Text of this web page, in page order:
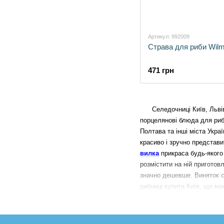
Селедочниці Київ,
порцелянові блюда для
Полтава та інші міста
красиво і зручно
вилкаприкраса будь-
розмістити на ній
значно дешевше. Виняток
рибниці купити Київ, що
Артикул: 992009
Страва для риби
471 грн